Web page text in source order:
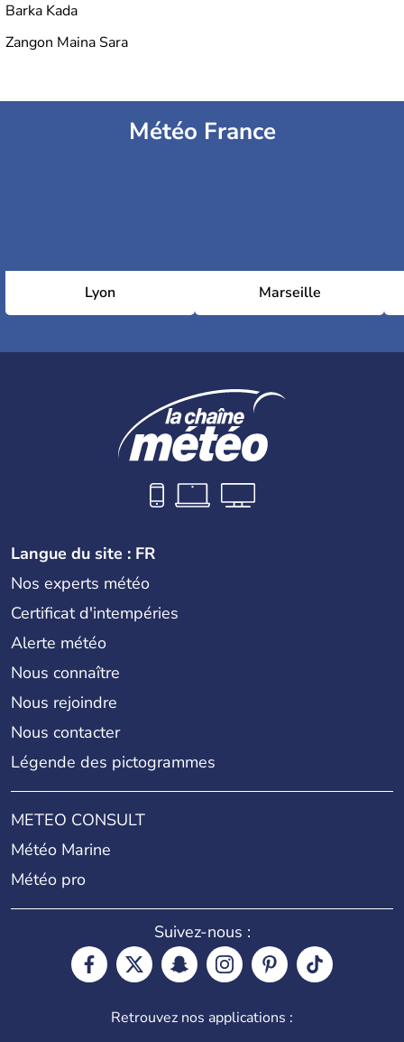
Barka Kada
Zangon Maina Sara
Météo France
Lyon Marseille
Langue du site : FR
Nos experts météo
Certificat d'intempéries
Alerte météo
Nous connaître
Nous rejoindre
Nous contacter
Légende des pictogrammes
METEO CONSULT
Météo Marine
Météo pro
Suivez-nous :
Retrouvez nos applications :